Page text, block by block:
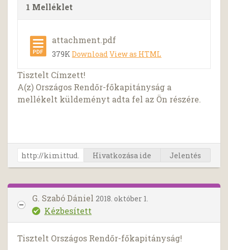
1 Melléklet
attachment.pdf
379KDownloadView as HTML
Tisztelt Címzett!
A(z) Országos Rendőr-főkapitányság a
mellékelt küldeményt adta fel az Ön részére.
Hivatkozása ide Jelentés
G. Szabó Dániel 2018. október 1.
Kézbesített
Tisztelt Országos Rendőr-főkapitányság!